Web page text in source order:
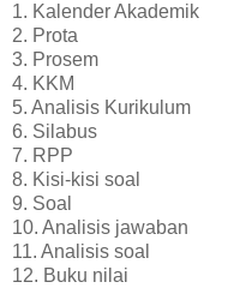
1. Kalender Akademik
2. Prota
3. Prosem
4. KKM
5. Analisis Kurikulum
6. Silabus
7. RPP
8. Kisi-kisi soal
9. Soal
10. Analisis jawaban
11. Analisis soal
12. Buku nilai